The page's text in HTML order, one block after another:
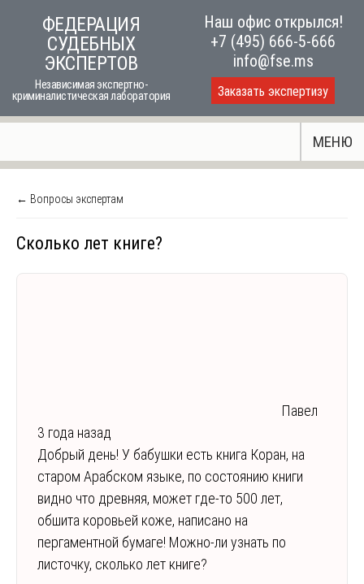
ФЕДЕРАЦИЯ
СУДЕБНЫХ
ЭКСПЕРТОВ
Независимая экспертно-
криминалистическая лаборатория
Наш офис открылся!
+7 (495) 666-5-666
info@fse.ms
Заказать экспертизу
МЕНЮ
← Вопросы экспертам
Сколько лет книге?
Павел
3 года назад
Добрый день! У бабушки есть книга Коран, на
старом Арабском языке, по состоянию книги
видно что древняя, может где-то 500 лет,
обшита коровьей коже, написано на
пергаментной бумаге! Можно-ли узнать по
листочку, сколько лет книге?